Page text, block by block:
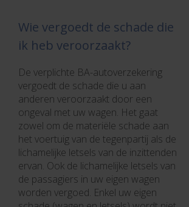
Wie vergoedt de schade die
ik heb veroorzaakt?
De verplichte BA-autoverzekering
vergoedt de schade die u aan
anderen veroorzaakt door een
ongeval met uw wagen. Het gaat
zowel om de materiële schade aan
het voertuig van de tegenpartij als de
lichamelijke letsels van de inzittenden
ervan. Ook de lichamelijke letsels van
de passagiers in uw eigen wagen
worden vergoed. Enkel uw eigen